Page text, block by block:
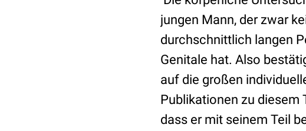
jungen Mann, der zwar
durchschnittlich langen
Genitale hat. Also
auf die großen
Publikationen zu diesem
dass er mit seinem Teil